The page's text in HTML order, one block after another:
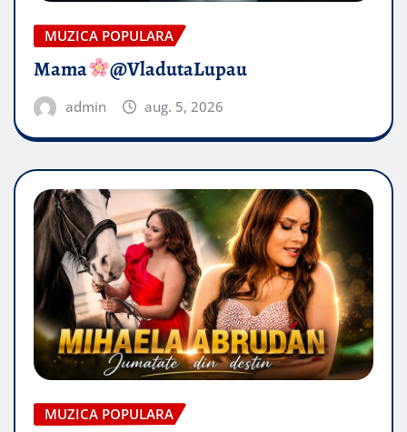
MUZICA POPULARA
Mama @VladutaLupau
admin aug. 5, 2026
MUZICA POPULARA